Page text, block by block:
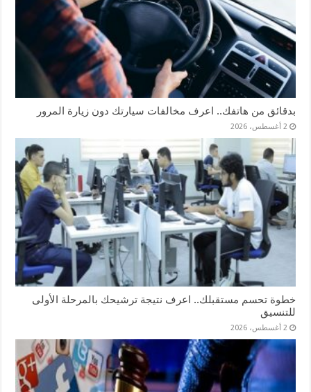
بدقائق من هاتفك.. اعرف مخالفات سيارتك دون زيارة المرور
2 أغسطس، 2026
خطوة تحسم مستقبلك.. اعرف نتيجة ترشيحك بالمرحلة الأولى
للتنسيق
2 أغسطس، 2026